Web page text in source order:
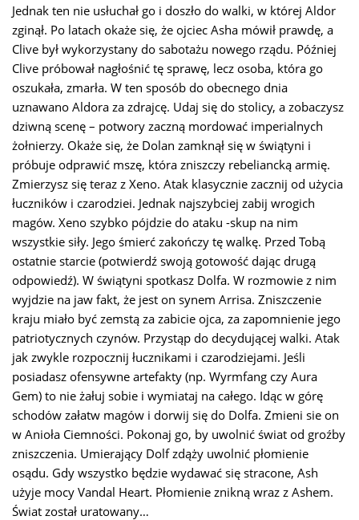
Jednak ten nie usłuchał go i doszło do walki, w której Aldor
zginął. Po latach okaże się, że ojciec Asha mówił prawdę, a
Clive był wykorzystany do sabotażu nowego rządu. Później
Clive próbował nagłośnić tę sprawę, lecz osoba, która go
oszukała, zmarła. W ten sposób do obecnego dnia
uznawano Aldora za zdrajcę. Udaj się do stolicy, a zobaczysz
dziwną scenę – potwory zaczną mordować imperialnych
żołnierzy. Okaże się, że Dolan zamknął się w świątyni i
próbuje odprawić mszę, która zniszczy rebeliancką armię.
Zmierzysz się teraz z Xeno. Atak klasycznie zacznij od użycia
łuczników i czarodziei. Jednak najszybciej zabij wrogich
magów. Xeno szybko pójdzie do ataku -skup na nim
wszystkie siły. Jego śmierć zakończy tę walkę. Przed Tobą
ostatnie starcie (potwierdź swoją gotowość dając drugą
odpowiedź). W świątyni spotkasz Dolfa. W rozmowie z nim
wyjdzie na jaw fakt, że jest on synem Arrisa. Zniszczenie
kraju miało być zemstą za zabicie ojca, za zapomnienie jego
patriotycznych czynów. Przystąp do decydującej walki. Atak
jak zwykle rozpocznij łucznikami i czarodziejami. Jeśli
posiadasz ofensywne artefakty (np. Wyrmfang czy Aura
Gem) to nie żałuj sobie i wymiataj na całego. Idąc w górę
schodów załatw magów i dorwij się do Dolfa. Zmieni sie on
w Anioła Ciemności. Pokonaj go, by uwolnić świat od groźby
zniszczenia. Umierający Dolf zdąży uwolnić płomienie
osądu. Gdy wszystko będzie wydawać się stracone, Ash
użyje mocy Vandal Heart. Płomienie znikną wraz z Ashem.
Świat został uratowany…